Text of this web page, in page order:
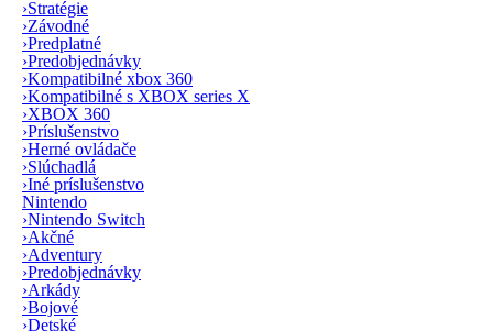
›Stratégie
›Závodné
›Predplatné
›Predobjednávky
›Kompatibilné xbox 360
›Kompatibilné s XBOX series X
›XBOX 360
›Príslušenstvo
›Herné ovládače
›Slúchadlá
›Iné príslušenstvo
Nintendo
›Nintendo Switch
›Akčné
›Adventury
›Predobjednávky
›Arkády
›Bojové
›Detské